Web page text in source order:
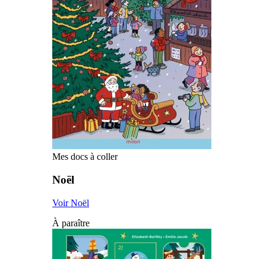
Mes docs à coller
Noël
Voir Noël
À paraître